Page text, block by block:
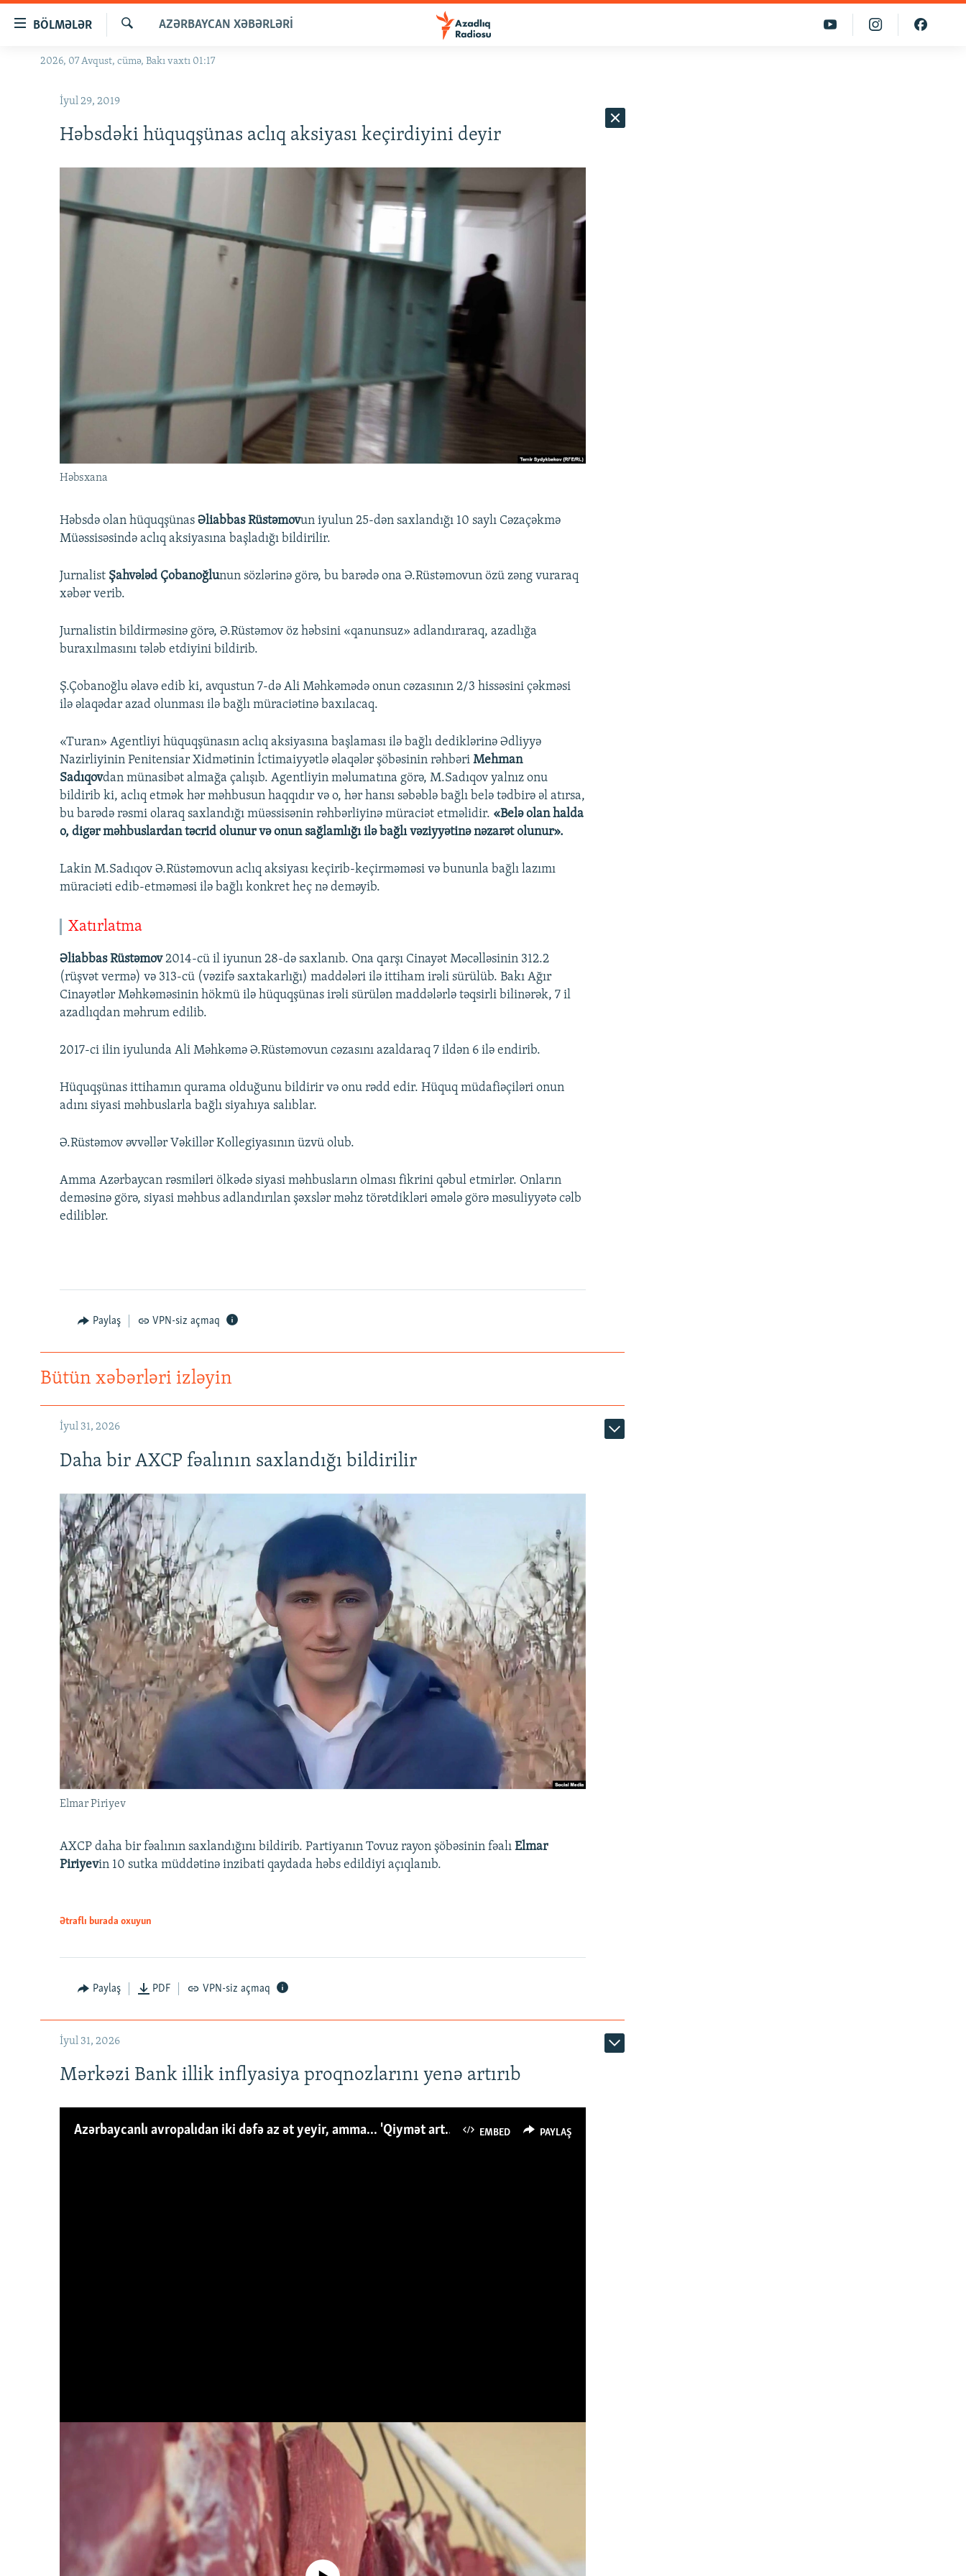
naviqasiyaya
BÖLMƏLƏR
GÜNDƏM
#ƏSLINDƏ
FƏRQƏ BAX
ARAŞDIRMA
AZADLIQRADIOSU MOBIL TELEFONUNUZDA
BIZIMLƏ ƏLAQƏ
Axtar
AZƏRBAYCAN XƏBƏRLƏRI
2026, 07 Avqust, cümə, Bakı vaxtı 01:17
İyul 29, 2019
Həbsdəki hüquqşünas aclıq aksiyası keçirdiyini deyir
Həbsxana
Həbsdə olan hüquqşünas Əliabbas Rüstəmovun iyulun 25-dən saxlandığı 10 saylı Cəzaçəkmə
Müəssisəsində aclıq aksiyasına başladığı bildirilir.
Jurnalist Şahvələd Çobanoğlunun sözlərinə görə, bu barədə ona Ə.Rüstəmovun özü zəng vuraraq
xəbər verib.
Jurnalistin bildirməsinə görə, Ə.Rüstəmov öz həbsini «qanunsuz» adlandıraraq, azadlığa
buraxılmasını tələb etdiyini bildirib.
Ş.Çobanoğlu əlavə edib ki, avqustun 7-də Ali Məhkəmədə onun cəzasının 2/3 hissəsini çəkməsi
ilə əlaqədar azad olunması ilə bağlı müraciətinə baxılacaq.
«Turan» Agentliyi hüquqşünasın aclıq aksiyasına başlaması ilə bağlı dediklərinə Ədliyyə
Nazirliyinin Penitensiar Xidmətinin İctimaiyyətlə əlaqələr şöbəsinin rəhbəri Mehman
Sadıqovdan münasibət almağa çalışıb. Agentliyin məlumatına görə, M.Sadıqov yalnız onu
bildirib ki, aclıq etmək hər məhbusun haqqıdır və o, hər hansı səbəblə bağlı belə tədbirə əl atırsa,
bu barədə rəsmi olaraq saxlandığı müəssisənin rəhbərliyinə müraciət etməlidir. «Belə olan halda
o, digər məhbuslardan təcrid olunur və onun sağlamlığı ilə bağlı vəziyyətinə nəzarət olunur».
Lakin M.Sadıqov Ə.Rüstəmovun aclıq aksiyası keçirib-keçirməməsi və bununla bağlı lazımı
müraciəti edib-etməməsi ilə bağlı konkret heç nə deməyib.
Xatırlatma
Əliabbas Rüstəmov2014-cü il iyunun 28-də saxlanıb. Ona qarşı Cinayət Məcəlləsinin 312.2
(rüşvət vermə) və 313-cü (vəzifə saxtakarlığı) maddələri ilə ittiham irəli sürülüb. Bakı Ağır
Cinayətlər Məhkəməsinin hökmü ilə hüquqşünas irəli sürülən maddələrlə təqsirli bilinərək, 7 il
azadlıqdan məhrum edilib.
2017-ci ilin iyulunda Ali Məhkəmə Ə.Rüstəmovun cəzasını azaldaraq 7 ildən 6 ilə endirib.
Hüquqşünas ittihamın qurama olduğunu bildirir və onu rədd edir. Hüquq müdafiəçiləri onun
adını siyasi məhbuslarla bağlı siyahıya salıblar.
Ə.Rüstəmov əvvəllər Vəkillər Kollegiyasının üzvü olub.
Amma Azərbaycan rəsmiləri ölkədə siyasi məhbusların olması fikrini qəbul etmirlər. Onların
deməsinə görə, siyasi məhbus adlandırılan şəxslər məhz törətdikləri əmələ görə məsuliyyətə cəlb
ediliblər.
Paylaş VPN-siz açmaq
Bütün xəbərləri izləyin
İyul 31, 2026
Daha bir AXCP fəalının saxlandığı bildirilir
Elmar Piriyev
AXCP daha bir fəalının saxlandığını bildirib. Partiyanın Tovuz rayon şöbəsinin fəalı Elmar
Piriyevin 10 sutka müddətinə inzibati qaydada həbs edildiyi açıqlanıb.
Ətraflı burada oxuyun
Paylaş PDF VPN-siz açmaq
İyul 31, 2026
Mərkəzi Bank illik inflyasiya proqnozlarını yenə artırıb
EMBED PAYLAŞ
Azərbaycanlı avropalıdan iki dəfə az ət yeyir, amma... 'Qiymət artımı qaçılmazdır'